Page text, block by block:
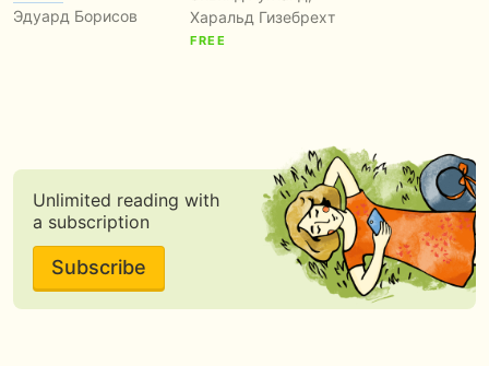
Эдуард Борисов
Харальд Гизебрехт
FREE
Unlimited reading with
a subscription
Subscribe